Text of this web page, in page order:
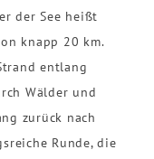
der See heißt
knapp 20 km.
entlang
Wälder und
zurück nach
Runde, die